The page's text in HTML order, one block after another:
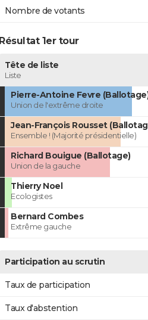
Nombre de votants
Résultat 1er tour
Tête de liste
Liste
Pierre-Antoine Fevre
Union de l'extrême droite
Jean-François Rousset
Ensemble ! (Majorité présidentielle)
Richard Bouigue (Ballotage)
Union de la gauche
Thierry Noel
Ecologistes
Bernard Combes
Extrême gauche
Participation au scrutin
Taux de participation
Taux d'abstention